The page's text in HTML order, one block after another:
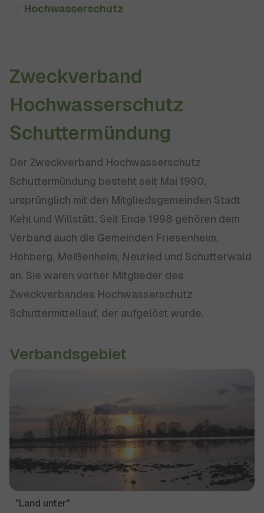
Hochwasserschutz
Zweckverband
Hochwasserschutz
Schuttermündung
Der Zweckverband Hochwasserschutz
Schuttermündung besteht seit Mai 1990,
ursprünglich mit den Mitgliedsgemeinden Stadt
Kehl und Willstätt. Seit Ende 1998 gehören dem
Verband auch die Gemeinden Friesenheim,
Hohberg, Meißenheim, Neuried und Schutterwald
an. Sie waren vorher Mitglieder des
Zweckverbandes Hochwasserschutz
Schuttermittellauf, der aufgelöst wurde.
Verbandsgebiet
"Land unter"